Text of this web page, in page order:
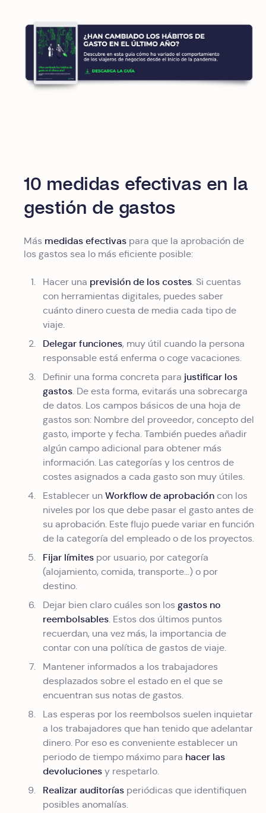
10 medidas efectivas en la
gestión de gastos
Más medidas efectivas para que la aprobación de
los gastos sea lo más eficiente posible:
Hacer una previsión de los costes. Si cuentas
con herramientas digitales, puedes saber
cuánto dinero cuesta de media cada tipo de
viaje.
Delegar funciones, muy útil cuando la persona
responsable está enferma o coge vacaciones.
Definir una forma concreta para justificar los
gastos. De esta forma, evitarás una sobrecarga
de datos. Los campos básicos de una hoja de
gastos son: Nombre del proveedor, concepto del
gasto, importe y fecha. También puedes añadir
algún campo adicional para obtener más
información. Las categorías y los centros de
costes asignados a cada gasto son muy útiles.
Establecer un Workflow de aprobación con los
niveles por los que debe pasar el gasto antes de
su aprobación. Este flujo puede variar en función
de la categoría del empleado o de los proyectos.
Fijar límites por usuario, por categoría
(alojamiento, comida, transporte…) o por
destino.
Dejar bien claro cuáles son los gastos no
reembolsables. Estos dos últimos puntos
recuerdan, una vez más, la importancia de
contar con una política de gastos de viaje.
Mantener informados a los trabajadores
desplazados sobre el estado en el que se
encuentran sus notas de gastos.
Las esperas por los reembolsos suelen inquietar
a los trabajadores que han tenido que adelantar
dinero. Por eso es conveniente establecer un
periodo de tiempo máximo para hacer las
devoluciones y respetarlo.
Realizar auditorías periódicas que identifiquen
posibles anomalías.